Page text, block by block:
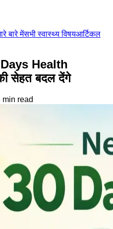
बारे मेंसभी स्वास्थ्य विषयआर्टिकल
Health
सेहत बदल देंगे
min read